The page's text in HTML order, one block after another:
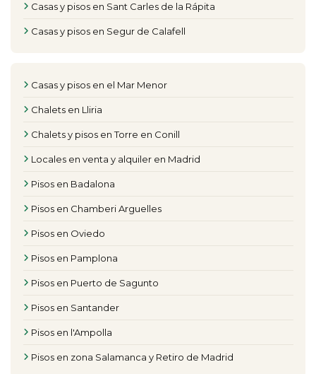
Casas y pisos en Sant Carles de la Rápita
Casas y pisos en Segur de Calafell
Casas y pisos en el Mar Menor
Chalets en Lliria
Chalets y pisos en Torre en Conill
Locales en venta y alquiler en Madrid
Pisos en Badalona
Pisos en Chamberi Arguelles
Pisos en Oviedo
Pisos en Pamplona
Pisos en Puerto de Sagunto
Pisos en Santander
Pisos en l'Ampolla
Pisos en zona Salamanca y Retiro de Madrid